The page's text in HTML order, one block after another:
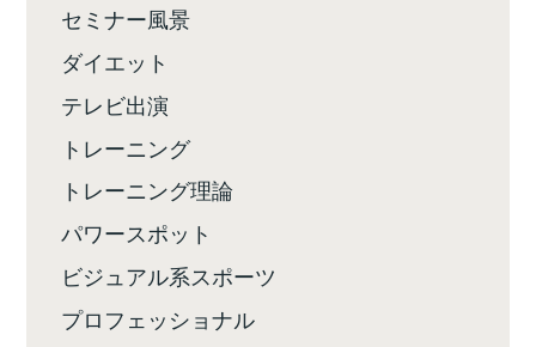
セミナー風景
ダイエット
テレビ出演
トレーニング
トレーニング理論
パワースポット
ビジュアル系スポーツ
プロフェッショナル